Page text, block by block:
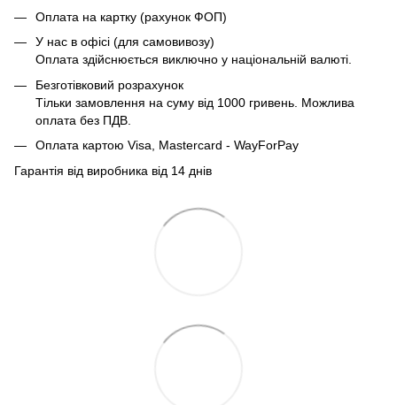
Оплата на картку (рахунок ФОП)
У нас в офісі (для самовивозу)
Оплата здійснюється виключно у національній валюті.
Безготівковий розрахунок
Тільки замовлення на суму від 1000 гривень. Можлива
оплата без ПДВ.
Оплата картою Visa, Mastercard - WayForPay
Гарантія від виробника від 14 днів